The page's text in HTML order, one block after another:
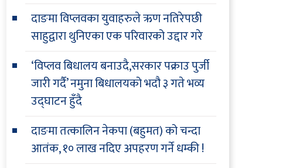
दाङमा विप्लवका युवाहरुले ऋण नतिरेपछी
साहुद्वारा थुनिएका एक परिवारको उद्दार गरे
‘विप्लव बिधालय बनाउदै,सरकार पक्राउ पुर्जी
जारी गर्दै’ नमुना बिधालयको भदौ ३ गते भव्य
उद्घाटन हुँदै
दाङमा तत्कालिन नेकपा (बहुमत) को चन्दा
आतंक, १० लाख नदिए अपहरण गर्ने धम्की !